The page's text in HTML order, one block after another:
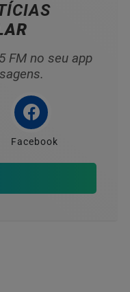
FM no seu app
Facebook